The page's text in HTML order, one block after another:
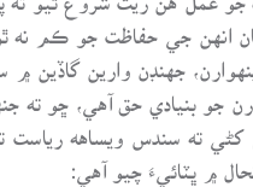
انهن جي حفاظت جو ڪم
جهنڊن وارين
جو بنيادي حق آهي، ڇو
ته سندس ويساهه رياست
۾ ڀٽائيءَ چيو آهي: